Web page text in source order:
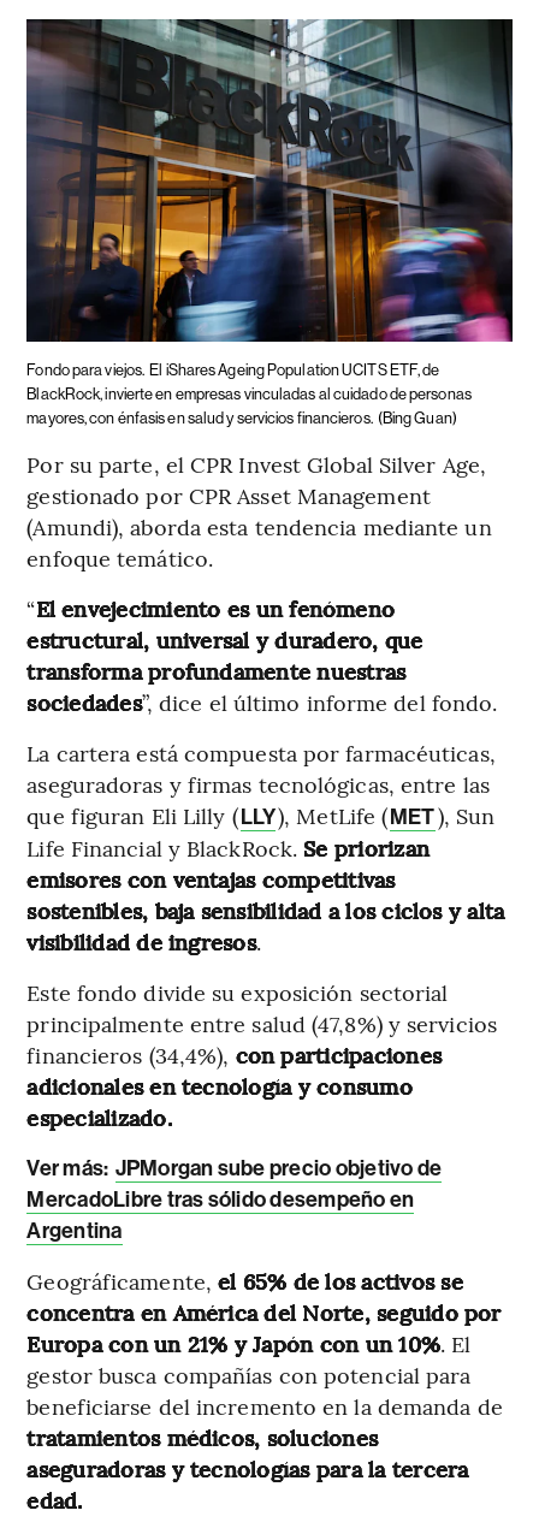
Fondo para viejos. El iShares Ageing Population UCITS ETF, de
BlackRock, invierte en empresas vinculadas al cuidado de personas
mayores, con énfasis en salud y servicios financieros. (Bing Guan)
Por su parte, el CPR Invest Global Silver Age,
gestionado por CPR Asset Management
(Amundi), aborda esta tendencia mediante un
enfoque temático.
“El envejecimiento es un fenómeno
estructural, universal y duradero, que
transforma profundamente nuestras
sociedades”, dice el último informe del fondo.
La cartera está compuesta por farmacéuticas,
aseguradoras y firmas tecnológicas, entre las
que figuran Eli Lilly (LLY), MetLife (MET), Sun
Life Financial y BlackRock. Se priorizan
emisores con ventajas competitivas
sostenibles, baja sensibilidad a los ciclos y alta
visibilidad de ingresos.
Este fondo divide su exposición sectorial
principalmente entre salud (47,8%) y servicios
financieros (34,4%), con participaciones
adicionales en tecnología y consumo
especializado.
Ver más: JPMorgan sube precio objetivo de
MercadoLibre tras sólido desempeño en
Argentina
Geográficamente,el 65% de los activos se
concentra en América del Norte, seguido por
Europa con un 21% y Japón con un 10%. El
gestor busca compañías con potencial para
beneficiarse del incremento en la demanda de
tratamientos médicos, soluciones
aseguradoras y tecnologías para la tercera
edad.